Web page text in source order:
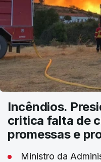
Incêndios.
critica falta de
promessas e
Ministro da